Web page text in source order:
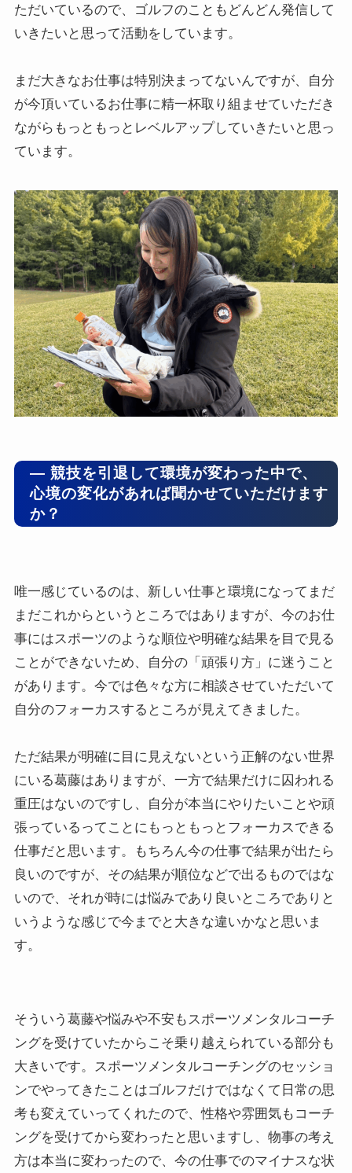
ただいているので、ゴルフのこともどんどん発信して
いきたいと思って活動をしています。
まだ大きなお仕事は特別決まってないんですが、自分
が今頂いているお仕事に精一杯取り組ませていただき
ながらもっともっとレベルアップしていきたいと思っ
ています。
― 競技を引退して環境が変わった中で、
心境の変化があれば聞かせていただけます
か？
唯一感じているのは、新しい仕事と環境になってまだ
まだこれからというところではありますが、今のお仕
事にはスポーツのような順位や明確な結果を目で見る
ことができないため、自分の「頑張り方」に迷うこと
があります。今では色々な方に相談させていただいて
自分のフォーカスするところが見えてきました。
ただ結果が明確に目に見えないという正解のない世界
にいる葛藤はありますが、一方で結果だけに囚われる
重圧はないのですし、自分が本当にやりたいことや頑
張っているってことにもっともっとフォーカスできる
仕事だと思います。もちろん今の仕事で結果が出たら
良いのですが、その結果が順位などで出るものではな
いので、それが時には悩みであり良いところでありと
いうような感じで今までと大きな違いかなと思いま
す。
そういう葛藤や悩みや不安もスポーツメンタルコーチ
ングを受けていたからこそ乗り越えられている部分も
大きいです。スポーツメンタルコーチングのセッショ
ンでやってきたことはゴルフだけではなくて日常の思
考も変えていってくれたので、性格や雰囲気もコーチ
ングを受けてから変わったと思いますし、物事の考え
方は本当に変わったので、今の仕事でのマイナスな状